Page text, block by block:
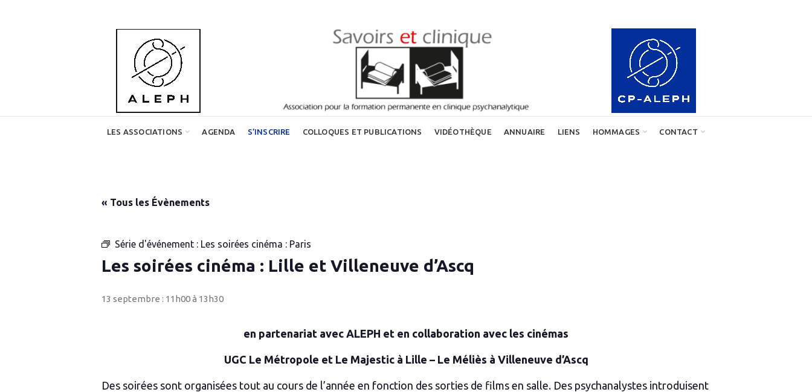
LES ASSOCIATIONS AGENDA S’INSCRIRE COLLOQUES ET PUBLICATIONS VIDÉOTHÈQUE ANNUAIRE LIENS HOMMAGES CONTACT
« Tous les Évènements
Série d'événement : Les soirées cinéma : Paris
Les soirées cinéma : Lille et Villeneuve d’Ascq
13 septembre : 11h00à 13h30
en partenariat avec ALEPH et en collaboration avec les cinémas
UGC Le Métropole et Le Majestic à Lille – Le Méliès à Villeneuve d’Ascq
Des soirées sont organisées tout au cours de l’année en fonction des sorties de films en salle. Des psychanalystes introduisent